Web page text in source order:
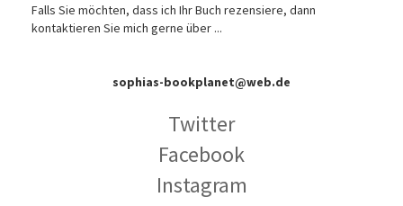
Falls Sie möchten, dass ich Ihr Buch rezensiere, dann
kontaktieren Sie mich gerne über ...
sophias-bookplanet@web.de
Twitter
Facebook
Instagram